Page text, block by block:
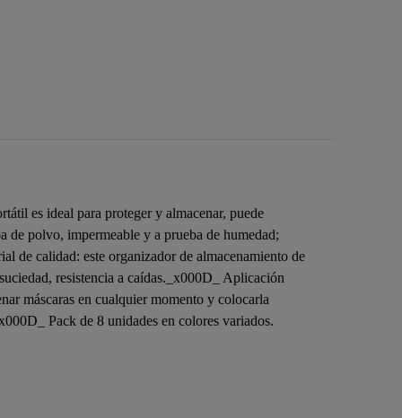
es ideal para proteger y almacenar, puede
de polvo, impermeable y a prueba de humedad;
de calidad: este organizador de almacenamiento de
resistencia a caídas._x000D_ Aplicación
máscaras en cualquier momento y colocarla
Pack de 8 unidades en colores variados.